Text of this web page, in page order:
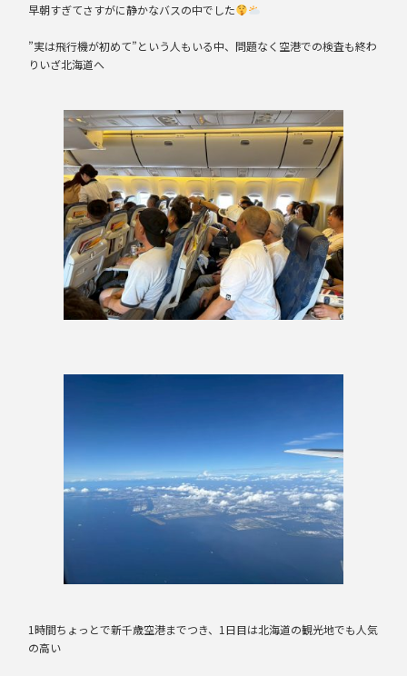
早朝すぎてさすがに静かなバスの中でした
”実は飛行機が初めて”という人もいる中、問題なく空港での検査も終わ
りいざ北海道へ
1時間ちょっとで新千歳空港までつき、1日目は北海道の観光地でも人気
の高い